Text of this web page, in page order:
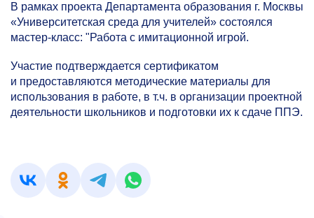
В рамках проекта Департамента образования г. Москвы
«Университетская среда для учителей» состоялся
мастер-класс: "Работа с имитационной игрой.
Участие подтверждается сертификатом
и предоставляются методические материалы для
использования в работе, в т.ч. в организации проектной
деятельности школьников и подготовки их к сдаче ППЭ.